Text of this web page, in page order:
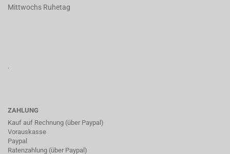
Mittwochs Ruhetag
.
ZAHLUNG
Kauf auf Rechnung (über Paypal)
Vorauskasse
Paypal
Ratenzahlung (über Paypal)